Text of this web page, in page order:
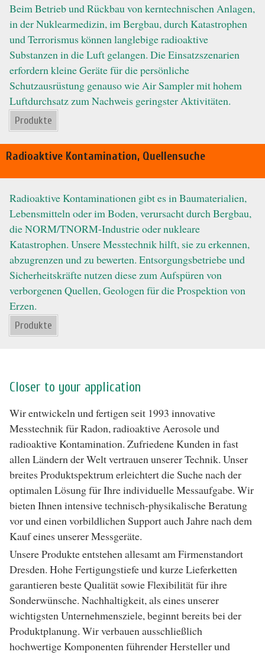
Beim Betrieb und Rückbau von kerntechnischen Anlagen,
in der Nuklearmedizin, im Bergbau, durch Katastrophen
und Terrorismus können langlebige radioaktive
Substanzen in die Luft gelangen. Die Einsatzszenarien
erfordern kleine Geräte für die persönliche
Schutzausrüstung genauso wie Air Sampler mit hohem
Luftdurchsatz zum Nachweis geringster Aktivitäten.
Produkte
Radioaktive Kontamination, Quellensuche
Radioaktive Kontaminationen gibt es in Baumaterialien,
Lebensmitteln oder im Boden, verursacht durch Bergbau,
die NORM/TNORM-Industrie oder nukleare
Katastrophen. Unsere Messtechnik hilft, sie zu erkennen,
abzugrenzen und zu bewerten. Entsorgungsbetriebe und
Sicherheitskräfte nutzen diese zum Aufspüren von
verborgenen Quellen, Geologen für die Prospektion von
Erzen.
Produkte
Closer to your application
Wir entwickeln und fertigen seit 1993 innovative
Messtechnik für Radon, radioaktive Aerosole und
radioaktive Kontamination. Zufriedene Kunden in fast
allen Ländern der Welt vertrauen unserer Technik. Unser
breites Produktspektrum erleichtert die Suche nach der
optimalen Lösung für Ihre individuelle Messaufgabe. Wir
bieten Ihnen intensive technisch-physikalische Beratung
vor und einen vorbildlichen Support auch Jahre nach dem
Kauf eines unserer Messgeräte.
Unsere Produkte entstehen allesamt am Firmenstandort
Dresden. Hohe Fertigungstiefe und kurze Lieferketten
garantieren beste Qualität sowie Flexibilität für ihre
Sonderwünsche. Nachhaltigkeit, als eines unserer
wichtigsten Unternehmensziele, beginnt bereits bei der
Produktplanung. Wir verbauen ausschließlich
hochwertige Komponenten führender Hersteller und